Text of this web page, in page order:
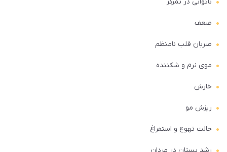
ضعف
ضربان قلب نامنظم
موی نرم و شکننده
خارش
ریزش مو
حالت تهوع و استفراغ